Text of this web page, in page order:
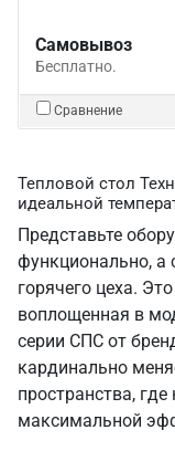
Самовывоз
Бесплатно.
Сравнение
Тепловой стол
идеальной
Представьте
функционально, а
горячего цеха.
воплощенная в
серии СПС от
кардинально
пространства,
максимальной